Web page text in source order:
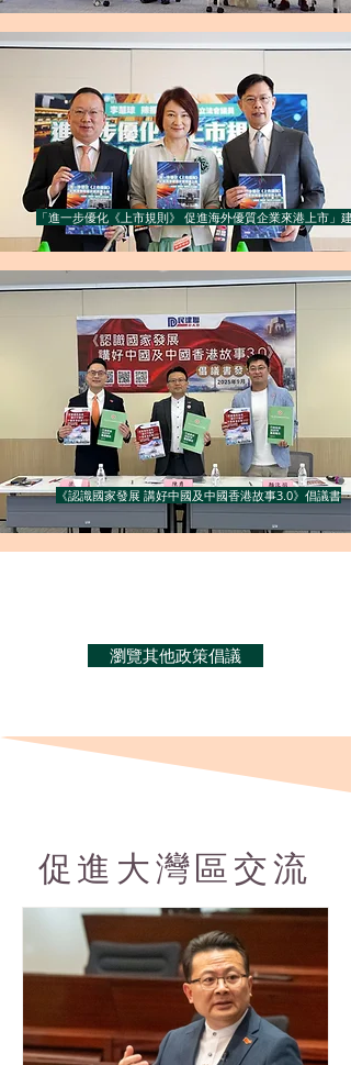
「進一步優化《上市規則》 促進海外優質企業來港上市」建
《認識國家發展 講好中國及中國香港故事3.0》倡議書
瀏覽其他政策倡議
促進大灣區交流